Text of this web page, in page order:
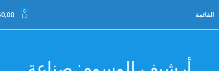
القائمة 0
0,00